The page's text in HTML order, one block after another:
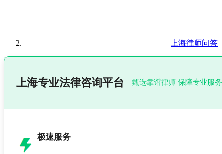
上海律师问答
上海专业法律咨询平台 甄选靠谱律师 保障专业服务
极速服务